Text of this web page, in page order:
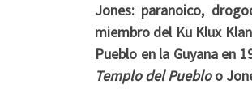
Jones: paranoico,
miembro del Ku Klux
Pueblo en la Guyana en
Templo del Puebloo